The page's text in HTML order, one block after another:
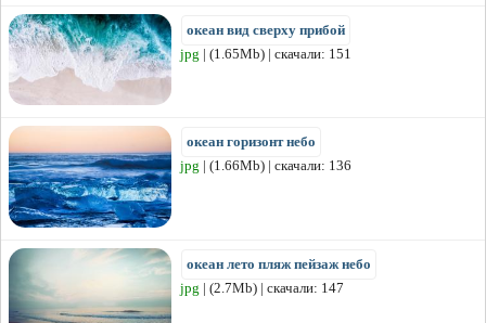
океан вид сверху прибой
jpg | (1.65Mb) | скачали: 151
океан горизонт небо
jpg | (1.66Mb) | скачали: 136
океан лето пляж пейзаж небо
jpg | (2.7Mb) | скачали: 147